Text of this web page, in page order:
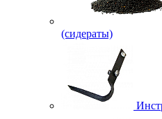
(сидераты)